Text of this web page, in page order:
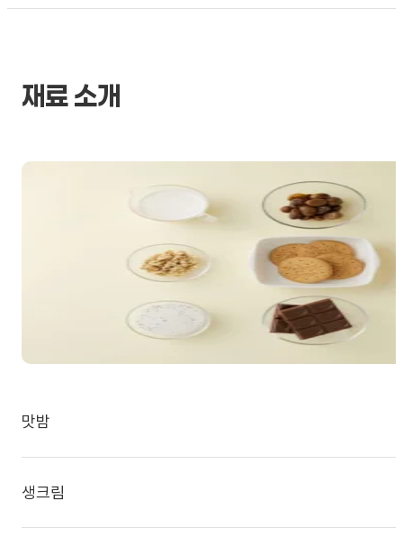
재료 소개
맛밤
생크림